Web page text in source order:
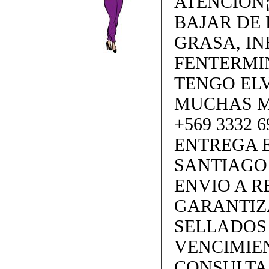
BAJAR DE
GRASA,
TENGO
MUCHAS
+569 3332
ENTREGA
ENVIO A